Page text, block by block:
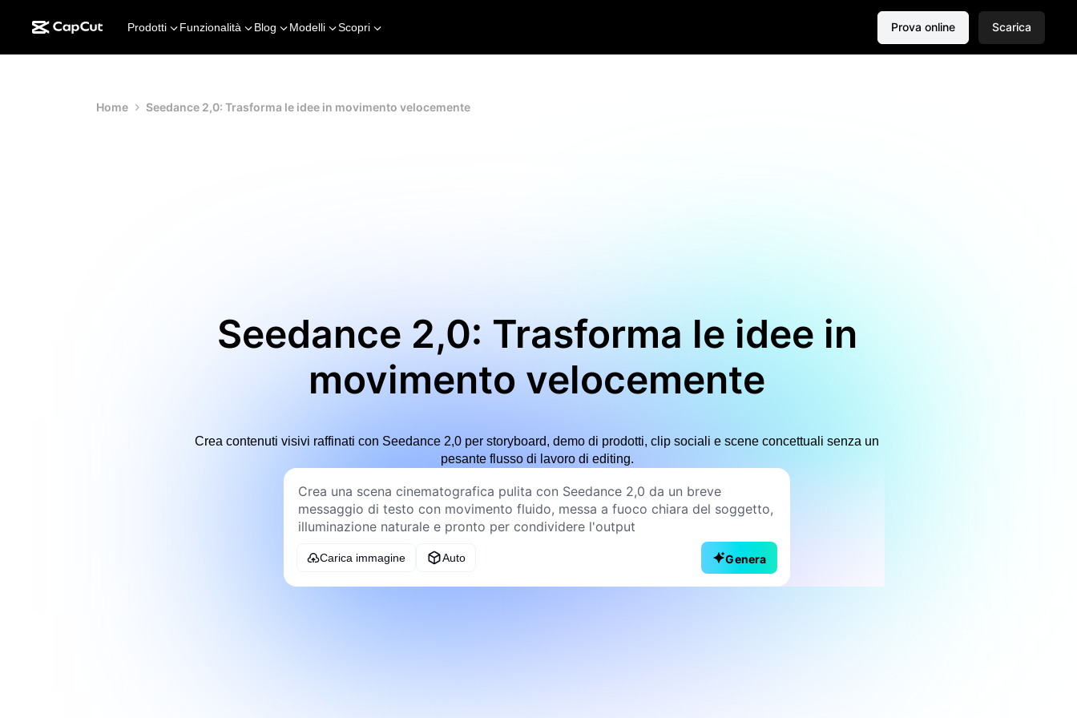
Prodotti Funzionalità Blog Modelli Scopri Prova online Scarica
Home Seedance 2,0: Trasforma le idee in movimento velocemente
Seedance 2,0: Trasforma le idee in
movimento velocemente
Crea contenuti visivi raffinati con Seedance 2,0 per storyboard, demo di prodotti, clip sociali e scene concettuali senza un
pesante flusso di lavoro di editing.
Carica immagine Auto Genera